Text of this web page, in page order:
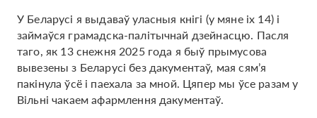
У Беларусі я выдаваў уласныя кнігі (у мяне іх 14) і
займаўся грамадска-палітычнай дзейнасцю. Пасля
таго, як 13 снежня 2025 года я быў прымусова
вывезены з Беларусі без дакументаў, мая сям’я
пакінула ўсё і паехала за мной. Цяпер мы ўсе разам у
Вільні чакаем афармлення дакументаў.